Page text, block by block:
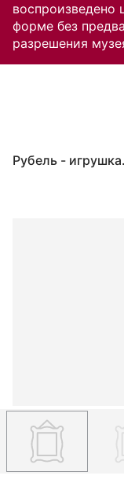
воспроизведено
форме без
разрешения
Рубель -